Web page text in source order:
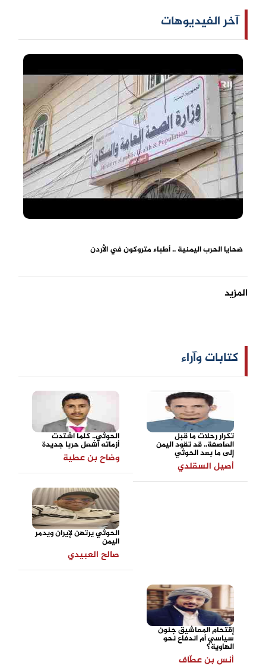
آخر الفيديوهات
ضحايا الحرب اليمنية .. أطباء متروكون في الأردن
المزيد
كتابات وآراء
تكرار رحلات ما قبل
العاصفة.. قد تقود اليمن
إلى ما بعد الحوثي
أصيل السقلدي
الحوثي.. كلما اشتدت
أزماته أشعل حربا جديدة
وضاح بن عطية
الحوثي يرتهن لإيران ويدمر
اليمن
صالح العبيدي
إقتحام المعاشيق جنون
سياسي أم اندفاع نحو
الهاوية؟
أنس بن عطّاف